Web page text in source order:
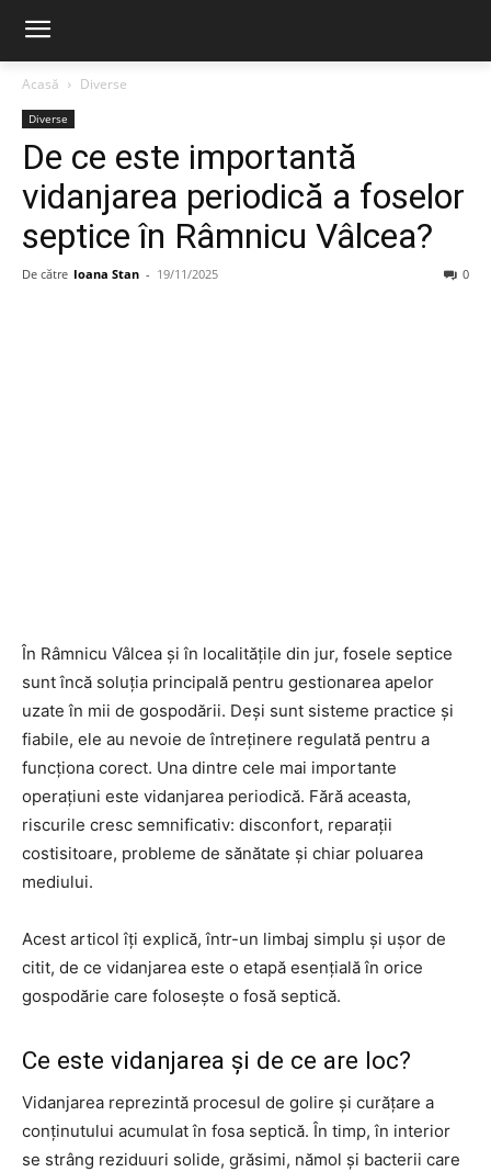
Acasă Diverse
Diverse
De ce este importantă
vidanjarea periodică a foselor
septice în Râmnicu Vâlcea?
De către Ioana Stan - 19/11/2025 0
În Râmnicu Vâlcea și în localitățile din jur, fosele septice
sunt încă soluția principală pentru gestionarea apelor
uzate în mii de gospodării. Deși sunt sisteme practice și
fiabile, ele au nevoie de întreținere regulată pentru a
funcționa corect. Una dintre cele mai importante
operațiuni este vidanjarea periodică. Fără aceasta,
riscurile cresc semnificativ: disconfort, reparații
costisitoare, probleme de sănătate și chiar poluarea
mediului.
Acest articol îți explică, într-un limbaj simplu și ușor de
citit, de ce vidanjarea este o etapă esențială în orice
gospodărie care folosește o fosă septică.
Ce este vidanjarea și de ce are loc?
Vidanjarea reprezintă procesul de golire și curățare a
conținutului acumulat în fosa septică. În timp, în interior
se strâng reziduuri solide, grăsimi, nămol și bacterii care